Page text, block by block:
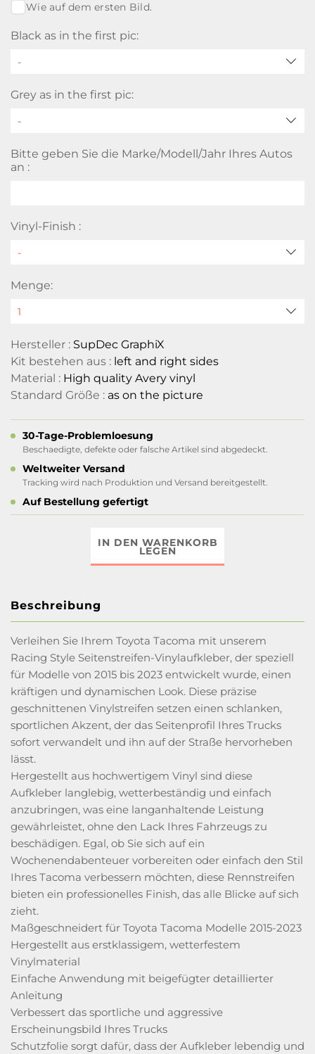
Wie auf dem ersten Bild.
Black as in the first pic:
-
Grey as in the first pic:
-
Bitte geben Sie die Marke/Modell/Jahr Ihres Autos
an :
Vinyl-Finish :
Menge:
Hersteller : SupDec GraphiX
Kit bestehen aus : left and right sides
Material : High quality Avery vinyl
Standard Größe : as on the picture
30-Tage-Problemloesung
Beschaedigte, defekte oder falsche Artikel sind abgedeckt.
Weltweiter Versand
Tracking wird nach Produktion und Versand bereitgestellt.
Auf Bestellung gefertigt
IN DEN WARENKORB
LEGEN
Beschreibung
Verleihen Sie Ihrem Toyota Tacoma mit unserem
Racing Style Seitenstreifen-Vinylaufkleber, der speziell
für Modelle von 2015 bis 2023 entwickelt wurde, einen
kräftigen und dynamischen Look. Diese präzise
geschnittenen Vinylstreifen setzen einen schlanken,
sportlichen Akzent, der das Seitenprofil Ihres Trucks
sofort verwandelt und ihn auf der Straße hervorheben
lässt.
Hergestellt aus hochwertigem Vinyl sind diese
Aufkleber langlebig, wetterbeständig und einfach
anzubringen, was eine langanhaltende Leistung
gewährleistet, ohne den Lack Ihres Fahrzeugs zu
beschädigen. Egal, ob Sie sich auf ein
Wochenendabenteuer vorbereiten oder einfach den Stil
Ihres Tacoma verbessern möchten, diese Rennstreifen
bieten ein professionelles Finish, das alle Blicke auf sich
zieht.
Maßgeschneidert für Toyota Tacoma Modelle 2015-2023
Hergestellt aus erstklassigem, wetterfestem
Vinylmaterial
Einfache Anwendung mit beigefügter detaillierter
Anleitung
Verbessert das sportliche und aggressive
Erscheinungsbild Ihres Trucks
Schutzfolie sorgt dafür, dass der Aufkleber lebendig und